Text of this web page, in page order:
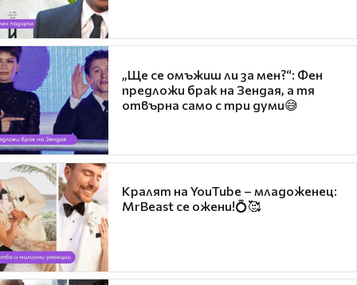
„Ще се омъжиш ли за мен?“: Фен
предложи брак на Зендая, а тя
отвърна само с три думи😅
Кралят на YouTube – младоженец:
MrBeast се ожени!💍🥰